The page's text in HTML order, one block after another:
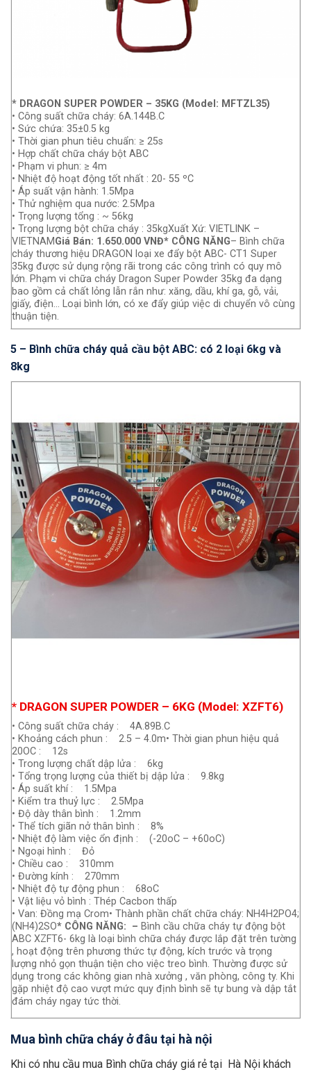
* DRAGON SUPER POWDER – 35KG (Model: MFTZL35)
• Công suất chữa cháy: 6A.144B.C
• Sức chứa: 35±0.5 kg
• Thời gian phun tiêu chuẩn: ≥ 25s
• Hợp chất chữa cháy bột ABC
• Phạm vi phun: ≥ 4m
• Nhiệt độ hoạt động tốt nhất : 20- 55 ºC
• Áp suất vận hành: 1.5Mpa
• Thử nghiệm qua nước: 2.5Mpa
• Trọng lượng tổng : ~ 56kg
• Trọng lượng bột chữa cháy : 35kgXuất Xứ: VIETLINK –
VIETNAMGiá Bán: 1.650.000 VNĐ* CÔNG NĂNG– Bình chữa
cháy thương hiệu DRAGON loại xe đẩy bột ABC- CT1 Super
35kg được sử dụng rộng rãi trong các công trình có quy mô
lớn. Phạm vi chữa cháy Dragon Super Powder 35kg đa dạng
bao gồm cả chất lỏng lẫn rắn như: xăng, dầu, khí ga, gỗ, vải,
giấy, điện… Loại bình lớn, có xe đẩy giúp việc di chuyển vô cùng
thuận tiện.
5 – Bình chữa cháy quả cầu bột ABC: có 2 loại 6kg và
8kg
* DRAGON SUPER POWDER – 6KG (Model: XZFT6)
• Công suất chữa cháy : 4A.89B.C
• Khoảng cách phun : 2.5 – 4.0m• Thời gian phun hiệu quả
20OC : 12s
• Trong lượng chất dập lửa : 6kg
• Tổng trọng lượng của thiết bị dập lửa : 9.8kg
• Áp suất khí : 1.5Mpa
• Kiểm tra thuỷ lực : 2.5Mpa
• Độ dày thân bình : 1.2mm
• Thể tích giãn nở thân bình : 8%
• Nhiệt độ làm việc ổn định : (-20oC – +60oC)
• Ngoại hình : Đỏ
• Chiều cao : 310mm
• Đường kính : 270mm
• Nhiệt độ tự động phun : 68oC
• Vật liệu vỏ bình : Thép Cacbon thấp
• Van: Đồng mạ Crom• Thành phần chất chữa cháy: NH4H2PO4;
(NH4)2SO* CÔNG NĂNG: – Bình cầu chữa cháy tự động bột
ABC XZFT6- 6kg là loại bình chữa cháy được lắp đặt trên tường
, hoạt động trên phương thức tự động, kích trước và trọng
lượng nhỏ gọn thuận tiện cho việc treo bình. Thường được sử
dụng trong các không gian nhà xưởng , văn phòng, công ty. Khi
gặp nhiệt độ cao vượt mức quy định bình sẽ tự bung và dập tắt
đám cháy ngay tức thời.
Mua bình chữa cháy ở đâu tại hà nội
Khi có nhu cầu mua Bình chữa cháy giá rẻ tại Hà Nội khách